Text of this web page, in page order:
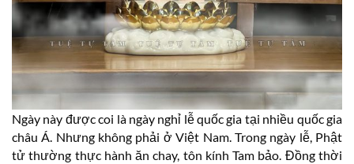
Ngày này được coi là ngày nghỉ lễ quốc gia tại nhiều quốc gia
châu Á. Nhưng không phải ở Việt Nam. Trong ngày lễ, Phật
tử thường thực hành ăn chay, tôn kính Tam bảo. Đồng thời